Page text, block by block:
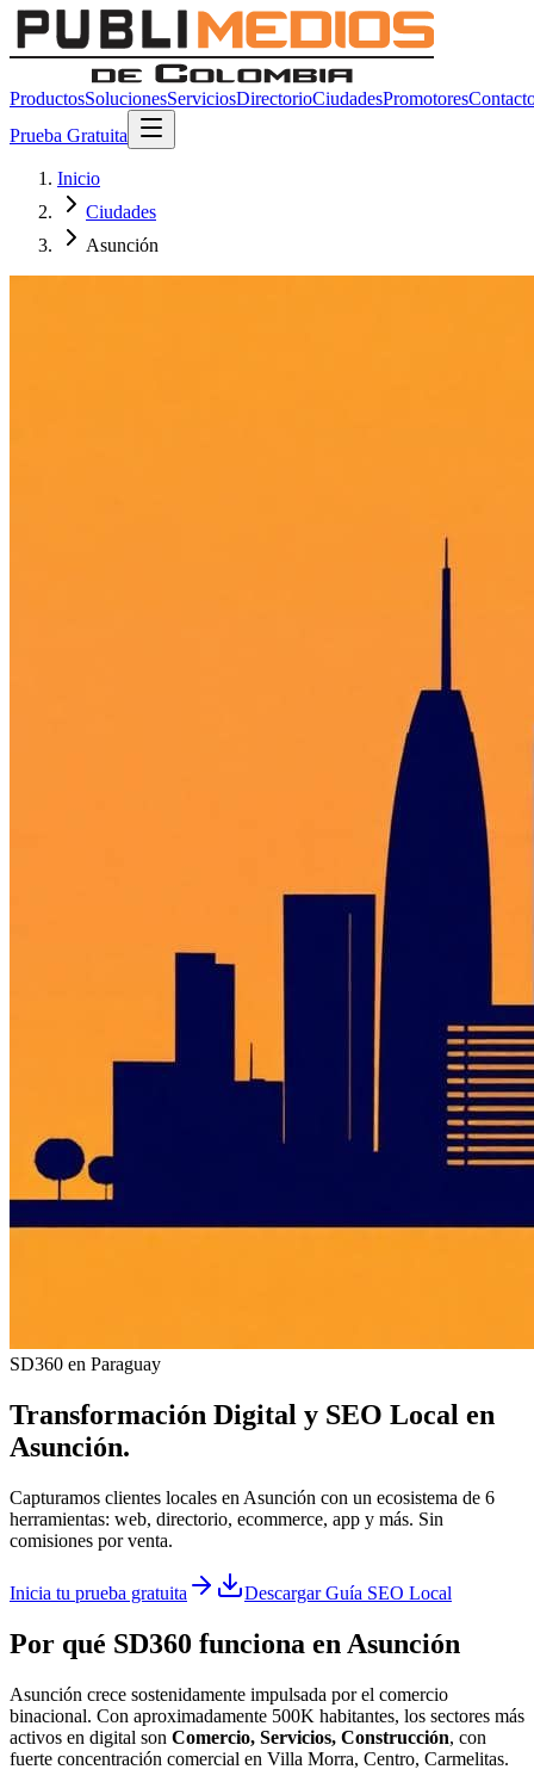
ProductosSolucionesServiciosDirectorioCiudadesPromotores
Prueba Gratuita
Inicio
Ciudades
Asunción
SD360 en Paraguay
Transformación Digital y SEO Local en
Asunción.
Capturamos clientes locales en Asunción con un ecosistema de 6
herramientas: web, directorio, ecommerce, app y más. Sin
comisiones por venta.
Inicia tu prueba gratuita Descargar Guía SEO Local
Por qué SD360 funciona en Asunción
Asunción crece sostenidamente impulsada por el comercio
binacional. Con aproximadamente 500K habitantes, los sectores más
activos en digital son Comercio, Servicios, Construcción, con
fuerte concentración comercial en Villa Morra, Centro, Carmelitas.